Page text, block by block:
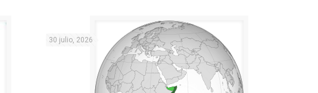
30 julio, 2026